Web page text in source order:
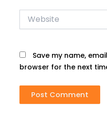
Website
Save my name,
browser for the next